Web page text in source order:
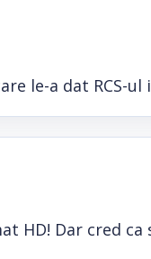
le-a dat RCS-ul
HD! Dar cred ca